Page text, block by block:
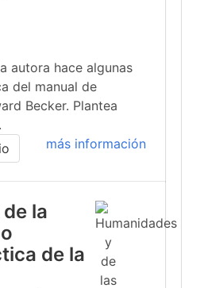
autora hace algunas
del manual de
Becker. Plantea
más información
la
de la